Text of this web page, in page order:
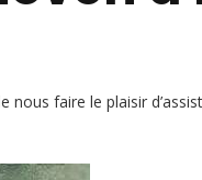
nous faire le plaisir